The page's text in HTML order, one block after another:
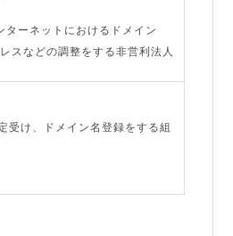
ターネットにおけるドメイン
スなどの調整をする非営利法人
受け、ドメイン名登録をする組